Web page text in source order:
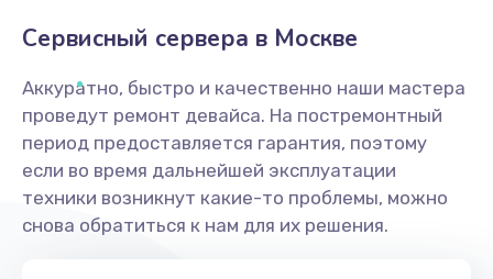
Сервисный сервера в Москве
Аккуратно, быстро и качественно наши мастера
проведут ремонт девайса. На постремонтный
период предоставляется гарантия, поэтому
если во время дальнейшей эксплуатации
техники возникнут какие-то проблемы, можно
снова обратиться к нам для их решения.